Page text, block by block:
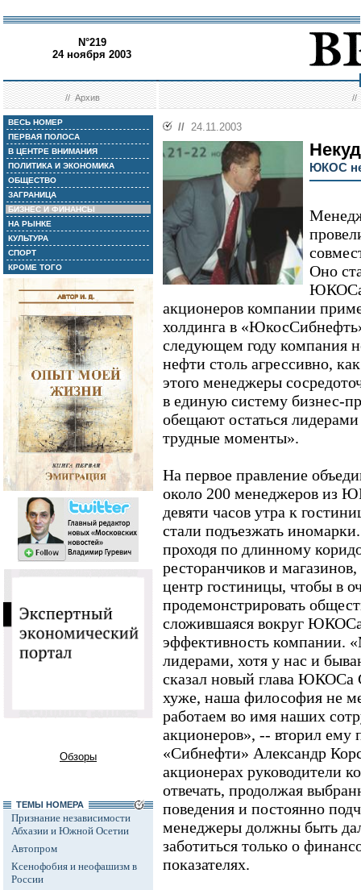
N°219
24 ноября 2003
//Архив //
ВЕСЬ НОМЕР
ПЕРВАЯ ПОЛОСА
В ЦЕНТРЕ ВНИМАНИЯ
ПОЛИТИКА И ЭКОНОМИКА
ОБЩЕСТВО
ЗАГРАНИЦА
БИЗНЕС И ФИНАНСЫ
НА РЫНКЕ
КУЛЬТУРА
СПОРТ
КРОМЕ ТОГО
Обзоры
ТЕМЫ НОМЕРА
Признание независимости
Абхазии и Южной Осетии
Автопром
Ксенофобия и неофашизм в
России
// 24.11.2003
ЮКОС не
Оно
ЮКОСа
акционеров компании
холдинга в
следующем году компания
нефти столь агрессивно,
этого менеджеры
в единую систему бизнес-
обещают остаться
трудные моменты».
На первое правление
около 200 менеджеров из
девяти часов утра к
стали подъезжать
проходя по длинному
ресторанчиков и
центр гостиницы, чтобы в
продемонстрировать
сложившаяся вокруг
эффективность компании.
лидерами, хотя у нас и
сказал новый глава
хуже, наша философия не
работаем во имя наших
акционеров», -- вторил ему
«Сибнефти» Александр
акционерах руководители
отвечать, продолжая
поведения и постоянно
менеджеры должны быть
заботиться только о
показателях.